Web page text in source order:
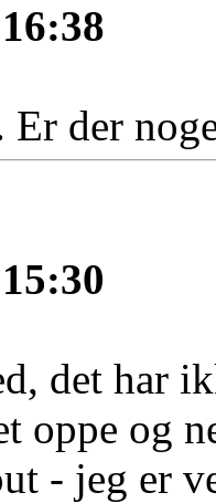
der
det har
oppe og
- jeg er